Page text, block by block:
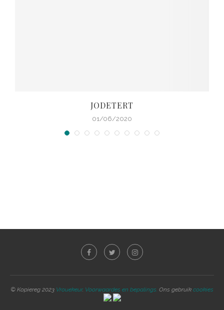
JODETERT
01/06/2020
© Kopiereg 2023 Vrouekeur. Voorwaardes en bepalings. Ons gebruik cookies